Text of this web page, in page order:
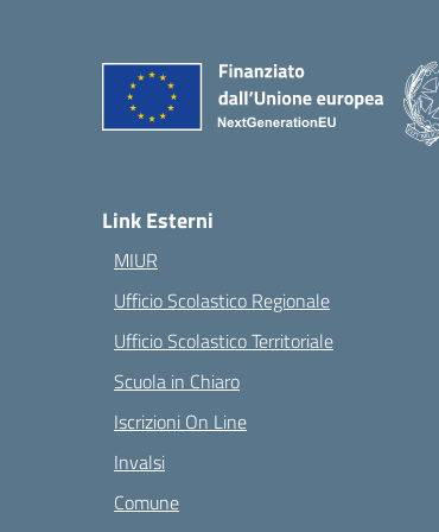
Link Esterni
MIUR
Ufficio Scolastico Regionale
Ufficio Scolastico Territoriale
Scuola in Chiaro
Iscrizioni On Line
Invalsi
Comune